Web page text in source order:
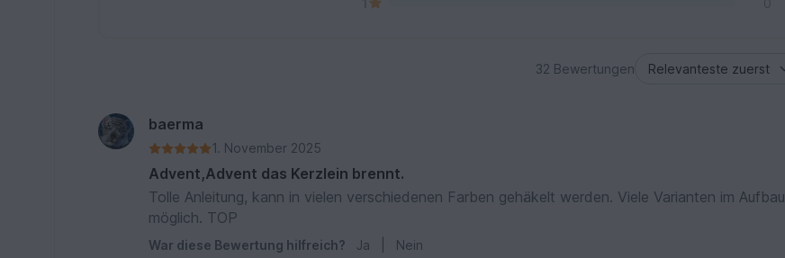
32 Bewertungen
baerma
1. November 2025
Advent,Advent das Kerzlein brennt.
Tolle Anleitung, kann in vielen verschiedenen Farben gehäkelt werden. Viele Varianten im Aufbau
möglich. TOP
War diese Bewertung hilfreich? Ja Nein